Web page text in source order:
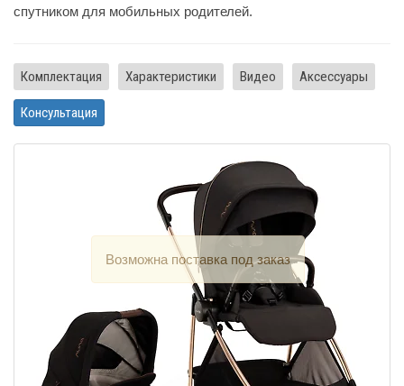
спутником для мобильных родителей.
Комплектация Характеристики Видео Аксессуары
Консультация